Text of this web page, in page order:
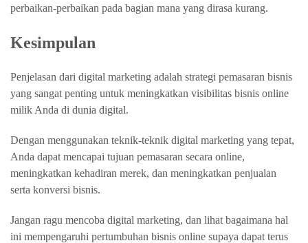
perbaikan-perbaikan pada bagian mana yang dirasa kurang.
Kesimpulan
Penjelasan dari digital marketing adalah strategi pemasaran bisnis
yang sangat penting untuk meningkatkan visibilitas bisnis online
milik Anda di dunia digital.
Dengan menggunakan teknik-teknik digital marketing yang tepat,
Anda dapat mencapai tujuan pemasaran secara online,
meningkatkan kehadiran merek, dan meningkatkan penjualan
serta konversi bisnis.
Jangan ragu mencoba digital marketing, dan lihat bagaimana hal
ini mempengaruhi pertumbuhan bisnis online supaya dapat terus